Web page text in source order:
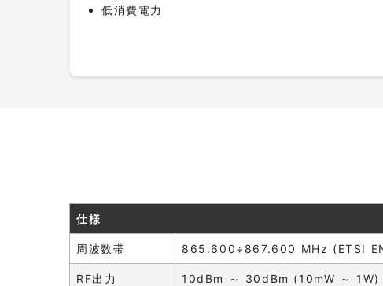
低消費電力
仕様
周波数帯 865.600÷867.600 MHz (ETSI
RF出力 10dBm ～ 30dBm (10mW ～ 1W)